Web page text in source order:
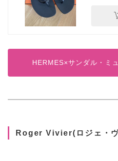
HERMES×サンダル・ミ
Roger Vivier(ロジェ・